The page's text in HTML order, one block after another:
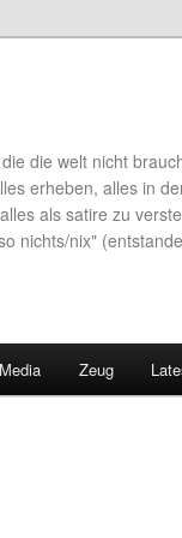
die welt nicht
erheben, alles in
als satire zu
nichts/nix"
Zeug